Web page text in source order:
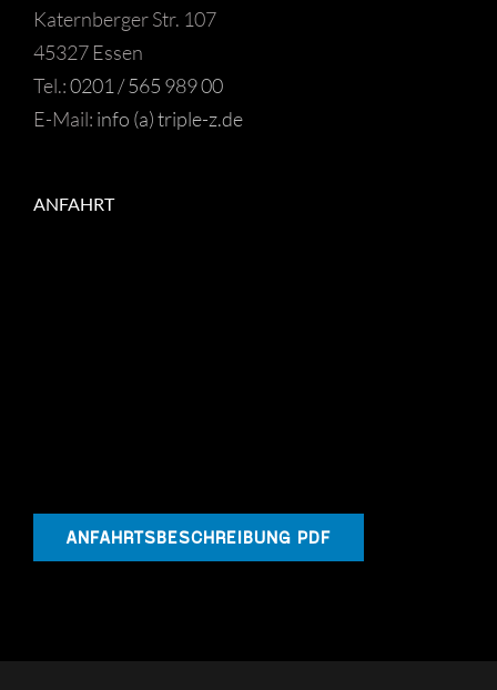
Katernberger Str. 107
45327 Essen
Tel.:0201 / 565 989 00
E-Mail: info (a) triple-z.de
ANFAHRT
ANFAHRTSBESCHREIBUNG PDF